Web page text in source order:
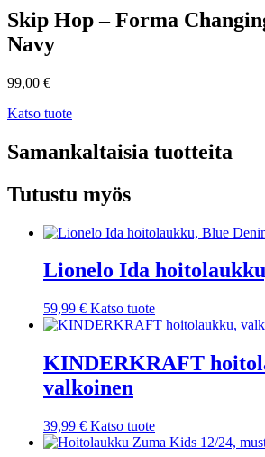
Skip Hop – Forma
Navy
99,00 €
Katso tuote
Samankaltaisia tuotteita
Tutustu myös
Lionelo Ida
59,99 € Katso tuote
KINDERKRAFT
valkoinen
39,99 € Katso tuote